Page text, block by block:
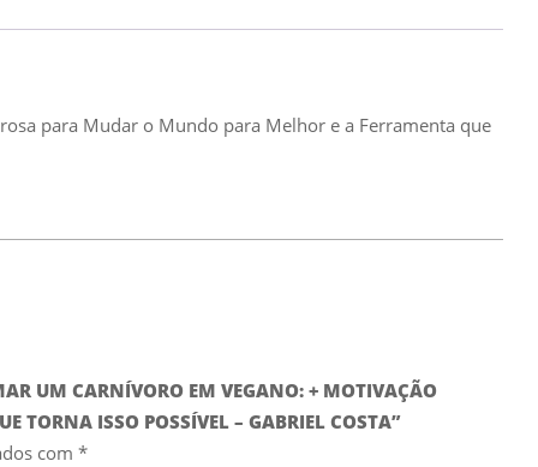
para Mudar o Mundo para Melhor e a Ferramenta que
UM CARNÍVORO EM VEGANO: + MOTIVAÇÃO
TORNA ISSO POSSÍVEL – GABRIEL COSTA”
com *